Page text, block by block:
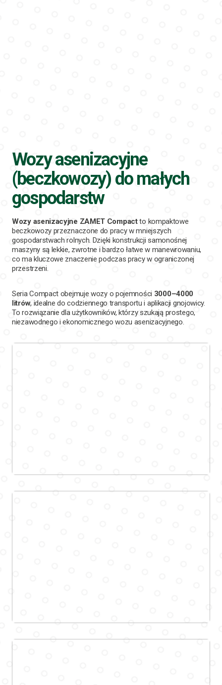
Wozy asenizacyjne
(beczkowozy) do małych
gospodarstw
Wozy asenizacyjne ZAMET Compactto kompaktowe
beczkowozy przeznaczone do pracy w mniejszych
gospodarstwach rolnych. Dzięki konstrukcji samonośnej
maszyny są lekkie, zwrotne i bardzo łatwe w manewrowaniu,
co ma kluczowe znaczenie podczas pracy w ograniczonej
przestrzeni.
Seria Compact obejmuje wozy o pojemności 3000–4000
litrów, idealne do codziennego transportu i aplikacji gnojowicy.
To rozwiązanie dla użytkowników, którzy szukają prostego,
niezawodnego i ekonomicznego wozu asenizacyjnego.